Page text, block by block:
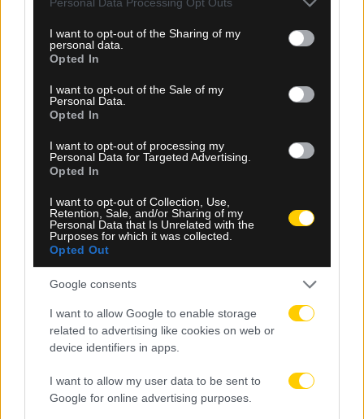
not limited to your visit or usage behaviour. You may click to
grant or deny consent to Google and its third-party tags to
use your data for below specified purposes in below Google
consent section.
I want to opt-out of the Sharing of my
personal data.
Opted In
I want to opt-out of the Sale of my
Personal Data.
Opted In
I want to opt-out of processing my
Personal Data for Targeted Advertising.
Opted In
I want to opt-out of Collection, Use,
Retention, Sale, and/or Sharing of my
Personal Data that Is Unrelated with the
Purposes for which it was collected.
Opted Out
Google consents
I want to allow Google to enable storage
related to advertising like cookies on web or
device identifiers in apps.
I want to allow my user data to be sent to
Google for online advertising purposes.
07.08.2026, 17:26
ΑΕΚ: Κρίσιμη σύσκεψη Ηλιόπουλου, Ριμπάλτα και
Νίκολιτς για τον μεταγραφικό σχεδιασμό